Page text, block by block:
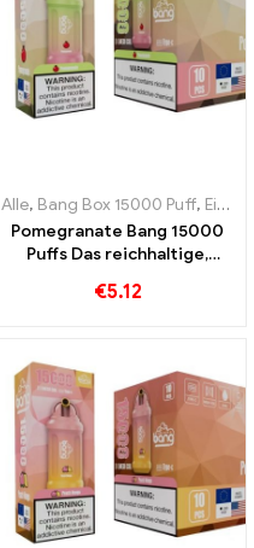
,
Alle, Bang Box 15000 Puff, Einweg-E-Zigaretten Schweden
Pomegranate Bang 15000
Puffs Das reichhaltige,
Granatapfel zum Genießen
€5.12